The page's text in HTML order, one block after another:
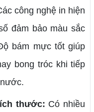
công nghệ in hiện
đảm bảo màu sắc
bám mực tốt giúp
bong tróc khi tiếp
thước: Có nhiều